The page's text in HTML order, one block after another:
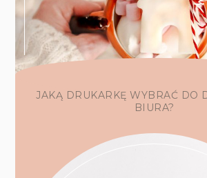
JAKĄ DRUKARKĘ WYBRAĆ DO
BIURA?